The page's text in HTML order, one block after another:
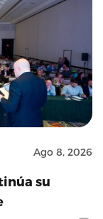
Ago 8, 2026
su